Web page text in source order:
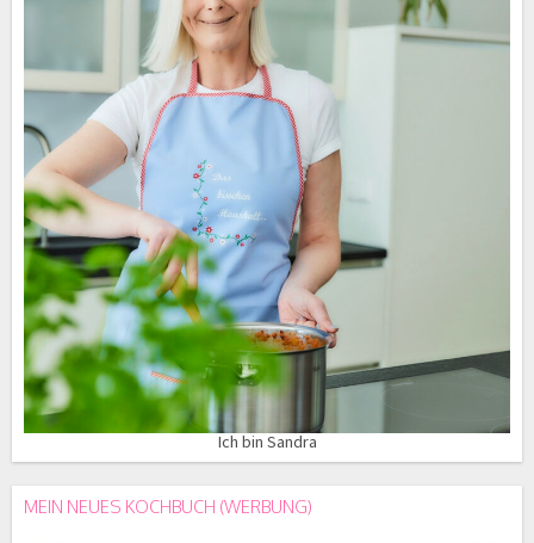
Ich bin Sandra
MEIN NEUES KOCHBUCH (WERBUNG)